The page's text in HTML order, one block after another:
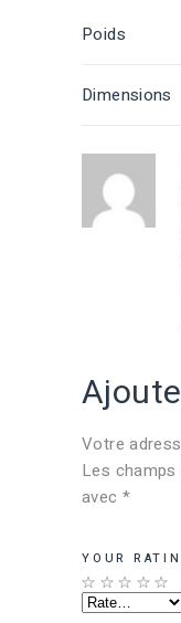
Poids
Dimensions
Votre
Les
avec *
YOUR